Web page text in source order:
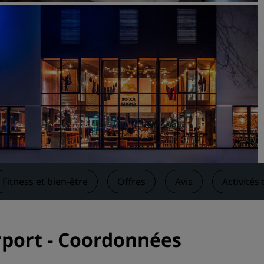
Demander un devis
Pour les événements
Solutions d’entreprise
Rechercher des vols
Rechercher des vols
Restaurants
Rechercher un restaurant
Services numériques
Fitness et bien-être Offres Avis Activités
- Coordonnées